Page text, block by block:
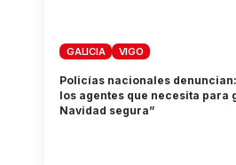
GALICIA VIGO
Policías nacionales
los agentes que necesita para
Navidad segura”